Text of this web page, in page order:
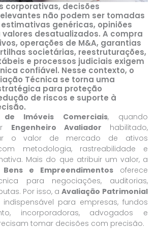
corporativas, decisões
não podem ser tomadas
genéricas, opiniões
desatualizados. A compra
operações de M&A, garantias
societárias, reestruturações,
e processos judiciais exigem
confiável. Nesse contexto, o
Técnica se torna uma
para proteção
de riscos e suporte à
de Imóveis Comerciais, quando
Engenheiro Avaliador habilitado,
o valor de mercado de ativos
metodologia, rastreabilidade e
Mais do que atribuir um valor, a
e Empreendimentosoferece
para negociações, auditorias,
Por isso, aAvaliação Patrimonial
indispensável para empresas, fundos
incorporadoras, advogados e
tomar decisões com precisão.